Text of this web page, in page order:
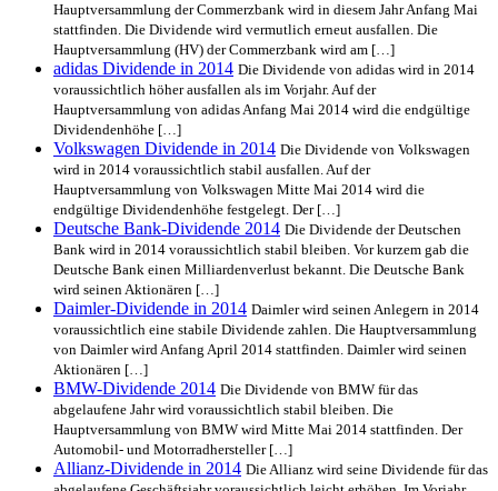
Hauptversammlung der Commerzbank wird in diesem Jahr Anfang Mai
stattfinden. Die Dividende wird vermutlich erneut ausfallen. Die
Hauptversammlung (HV) der Commerzbank wird am […]
adidas Dividende in 2014 Die Dividende von adidas wird in 2014
voraussichtlich höher ausfallen als im Vorjahr. Auf der
Hauptversammlung von adidas Anfang Mai 2014 wird die endgültige
Dividendenhöhe […]
Volkswagen Dividende in 2014 Die Dividende von Volkswagen
wird in 2014 voraussichtlich stabil ausfallen. Auf der
Hauptversammlung von Volkswagen Mitte Mai 2014 wird die
endgültige Dividendenhöhe festgelegt. Der […]
Deutsche Bank-Dividende 2014 Die Dividende der Deutschen
Bank wird in 2014 voraussichtlich stabil bleiben. Vor kurzem gab die
Deutsche Bank einen Milliardenverlust bekannt. Die Deutsche Bank
wird seinen Aktionären […]
Daimler-Dividende in 2014 Daimler wird seinen Anlegern in 2014
voraussichtlich eine stabile Dividende zahlen. Die Hauptversammlung
von Daimler wird Anfang April 2014 stattfinden. Daimler wird seinen
Aktionären […]
BMW-Dividende 2014 Die Dividende von BMW für das
abgelaufene Jahr wird voraussichtlich stabil bleiben. Die
Hauptversammlung von BMW wird Mitte Mai 2014 stattfinden. Der
Automobil- und Motorradhersteller […]
Allianz-Dividende in 2014 Die Allianz wird seine Dividende für das